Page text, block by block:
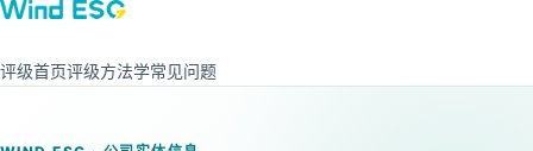
评级首页评级方法学常见问题